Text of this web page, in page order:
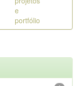
e
portfólio